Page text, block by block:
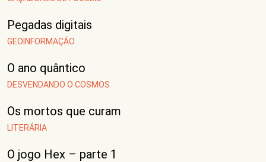
Pegadas digitais
GEOINFORMAÇÃO
O ano quântico
DESVENDANDO O COSMOS
Os mortos que curam
LITERÁRIA
O jogo Hex – parte 1